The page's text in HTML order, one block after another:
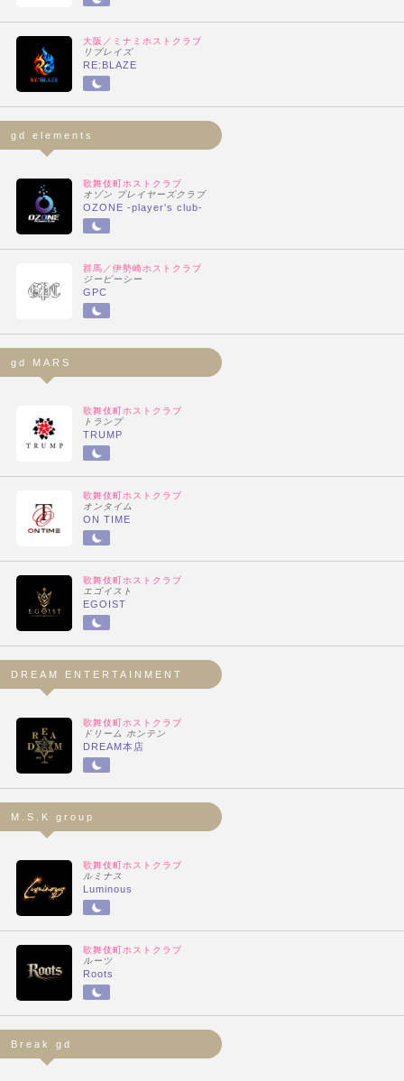
大阪／ミナミホストクラブ
リブレイズ
RE:BLAZE
gd elements
歌舞伎町ホストクラブ
オゾン プレイヤーズクラブ
OZONE -player's club-
群馬／伊勢崎ホストクラブ
ジーピーシー
GPC
gd MARS
歌舞伎町ホストクラブ
トランプ
TRUMP
歌舞伎町ホストクラブ
オンタイム
ON TIME
歌舞伎町ホストクラブ
エゴイスト
EGOIST
DREAM ENTERTAINMENT
歌舞伎町ホストクラブ
ドリーム ホンテン
DREAM本店
M.S.K group
歌舞伎町ホストクラブ
ルミナス
Luminous
歌舞伎町ホストクラブ
ルーツ
Roots
Break gd